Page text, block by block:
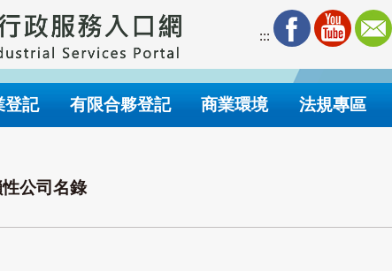
:::
登記 有限合夥登記 商業環境 法規專區
性公司名錄